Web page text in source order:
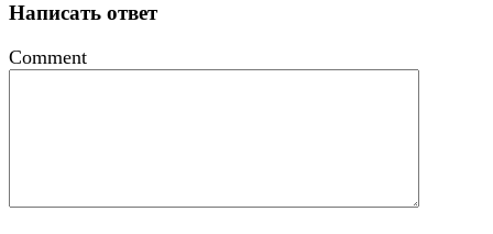
Написать ответ
Comment